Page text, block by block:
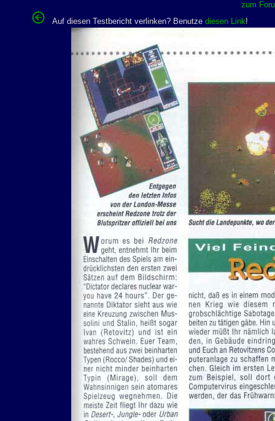
zum
Auf diesen Testbericht verlinken? Benutze diesen Link!